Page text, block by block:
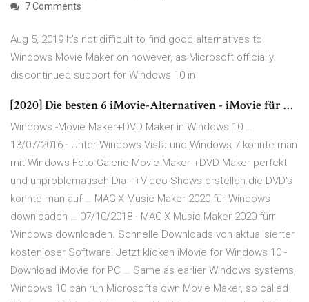
7 Comments
Aug 5, 2019 It's not difficult to find good alternatives to
Windows Movie Maker on however, as Microsoft officially
discontinued support for Windows 10 in
[2020] Die besten 6 iMovie-Alternativen - iMovie für …
Windows -Movie Maker+DVD Maker in Windows 10 …
13/07/2016 · Unter Windows Vista und Windows 7 konnte man
mit Windows Foto-Galerie-Movie Maker +DVD Maker perfekt
und unproblematisch Dia - +Video-Shows erstellen.die DVD's
konnte man auf … MAGIX Music Maker 2020 für Windows
downloaden … 07/10/2018 · MAGIX Music Maker 2020 fürr
Windows downloaden. Schnelle Downloads von aktualisierter
kostenloser Software! Jetzt klicken iMovie for Windows 10 -
Download iMovie for PC … Same as earlier Windows systems,
Windows 10 can run Microsoft's own Movie Maker, so called